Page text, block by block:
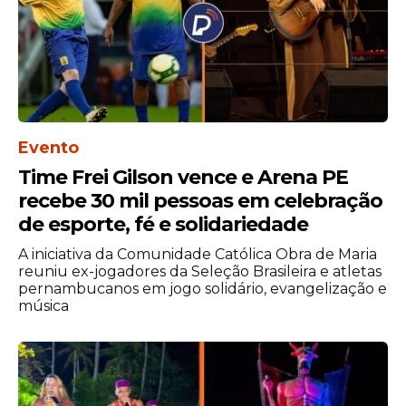
Evento
Time Frei Gilson vence e Arena PE
recebe 30 mil pessoas em celebração
de esporte, fé e solidariedade
A iniciativa da Comunidade Católica Obra de Maria
reuniu ex-jogadores da Seleção Brasileira e atletas
pernambucanos em jogo solidário, evangelização e
música